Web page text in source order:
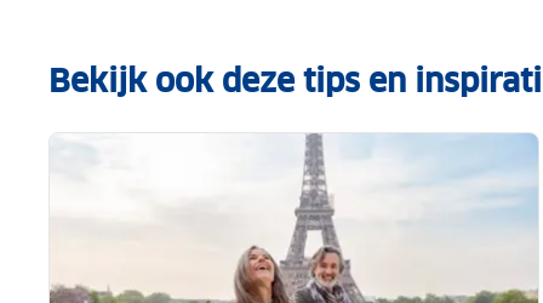
Bekijk ook deze tips en